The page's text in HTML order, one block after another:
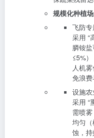
规模化种植
飞防
采用 “
膦铵
≤5%
人机
免浪费
设施
采用 “
需喷
均匀
蚀，持